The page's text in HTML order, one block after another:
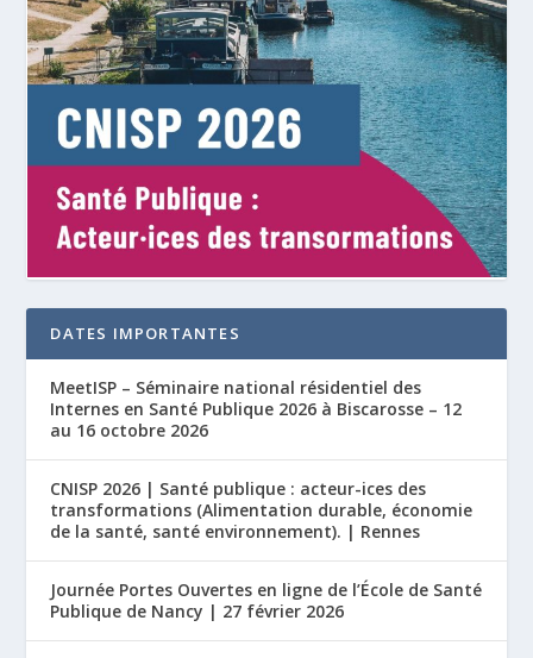
DATES IMPORTANTES
MeetISP – Séminaire national résidentiel des
Internes en Santé Publique 2026 à Biscarosse – 12
au 16 octobre 2026
CNISP 2026 | Santé publique : acteur-ices des
transformations (Alimentation durable, économie
de la santé, santé environnement). | Rennes
Journée Portes Ouvertes en ligne de l’École de Santé
Publique de Nancy | 27 février 2026